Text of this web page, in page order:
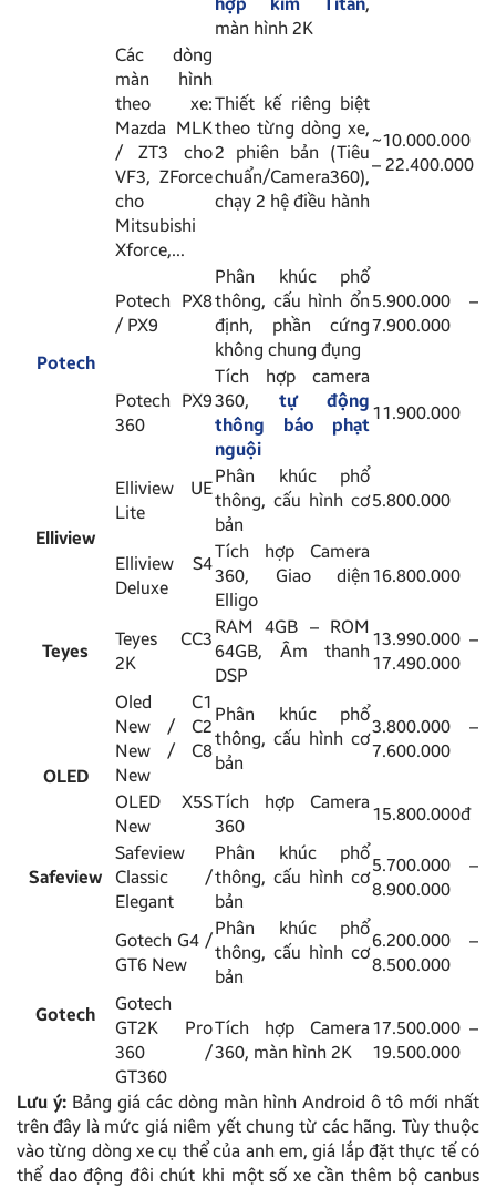
màn hình 2K
Các dòng
màn hình
theo xe:
Mazda MLK
/ ZT3 cho
VF3, ZForce
cho
Mitsubishi
Xforce,…
Thiết kế riêng biệt
theo từng dòng xe,
2 phiên bản (Tiêu
chuẩn/Camera360),
chạy 2 hệ điều hành
~10.000.000
– 22.400.000
Potech
Potech PX8
/ PX9
Phân khúc phổ
thông, cấu hình ổn
định, phần cứng
không chung đụng
5.900.000 –
7.900.000
Potech PX9
360
Tích hợp camera
360, tự động
thông báo phạt
nguội
11.900.000
Elliview
Elliview UE
Lite
Phân khúc phổ
thông, cấu hình cơ
bản
5.800.000
Elliview S4
Deluxe
Tích hợp Camera
360, Giao diện
Elligo
16.800.000
Teyes
Teyes CC3
2K
RAM 4GB – ROM
64GB, Âm thanh
DSP
13.990.000 –
17.490.000
OLED
Oled C1
New / C2
New / C8
New
Phân khúc phổ
thông, cấu hình cơ
bản
3.800.000 –
7.600.000
OLED X5S
New
Tích hợp Camera
360
15.800.000đ
Safeview
Safeview
Classic /
Elegant
Phân khúc phổ
thông, cấu hình cơ
bản
5.700.000 –
8.900.000
Gotech
Gotech G4 /
GT6 New
Phân khúc phổ
thông, cấu hình cơ
bản
6.200.000 –
8.500.000
Gotech
GT2K Pro
360 /
GT360
Tích hợp Camera
360, màn hình 2K
17.500.000 –
19.500.000
Lưu ý:Bảng giá các dòng màn hình Android ô tô mới nhất
trên đây là mức giá niêm yết chung từ các hãng. Tùy thuộc
vào từng dòng xe cụ thể của anh em, giá lắp đặt thực tế có
thể dao động đôi chút khi một số xe cần thêm bộ canbus